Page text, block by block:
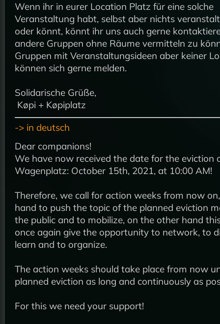
Wenn ihr in eurer Location Platz für eine solche
Veranstaltung habt, selbst aber nichts
oder könnt, könnt ihr uns auch gerne
andere Gruppen ohne Räume vermitteln zu
Gruppen mit Veranstaltungsideen aber keiner
können sich gerne melden.
Solidarische Grüße,
Køpi + Køpiplatz
-> in deutsch
Dear companions!
We have now received the date for the eviction
Wagenplatz: October 15th, 2021, at 10:00 AM!
Therefore, we call for action weeks from now
hand to push the topic of the planned eviction
the public and to mobilize, on the other hand
once again give the opportunity to network, to
learn and to organize.
The action weeks should take place from now
planned eviction as long and continuously as
For this we need your support!